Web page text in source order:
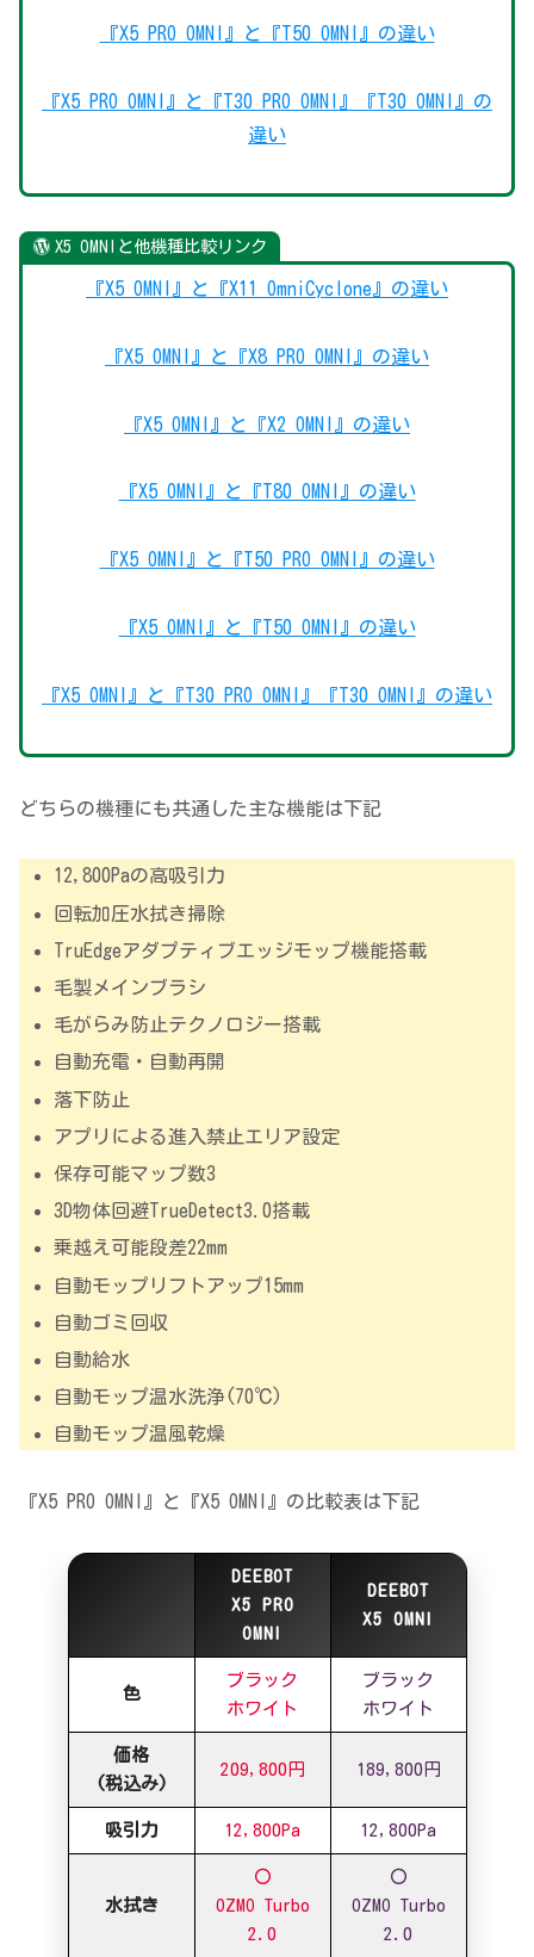
『X5 PRO OMNI』と『T50 OMNI』の違い
『X5 PRO OMNI』と『T30 PRO OMNI』『T30 OMNI』の
違い
X5 OMNIと他機種比較リンク
『X5 OMNI』と『X11 OmniCyclone』の違い
『X5 OMNI』と『X8 PRO OMNI』の違い
『X5 OMNI』と『X2 OMNI』の違い
『X5 OMNI』と『T80 OMNI』の違い
『X5 OMNI』と『T50 PRO OMNI』の違い
『X5 OMNI』と『T50 OMNI』の違い
『X5 OMNI』と『T30 PRO OMNI』『T30 OMNI』の違い
どちらの機種にも共通した主な機能は下記
12,800Paの高吸引力
回転加圧水拭き掃除
TruEdgeアダプティブエッジモップ機能搭載
毛製メインブラシ
毛がらみ防止テクノロジー搭載
自動充電・自動再開
落下防止
アプリによる進入禁止エリア設定
保存可能マップ数3
3D物体回避TrueDetect3.0搭載
乗越え可能段差22mm
自動モップリフトアップ15mm
自動ゴミ回収
自動給水
自動モップ温水洗浄(70℃)
自動モップ温風乾燥
『X5 PRO OMNI』と『X5 OMNI』の比較表は下記
DEEBOT
X5 PRO
OMNI
DEEBOT
X5 OMNI
色
ブラック
ホワイト
ブラック
ホワイト
価格
(税込み)
209,800円 189,800円
吸引力 12,800Pa 12,800Pa
水拭き
〇
OZMO Turbo
2.0
〇
OZMO Turbo
2.0